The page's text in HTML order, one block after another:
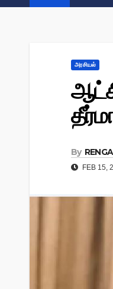
அரசியல்
By
FEB 15,